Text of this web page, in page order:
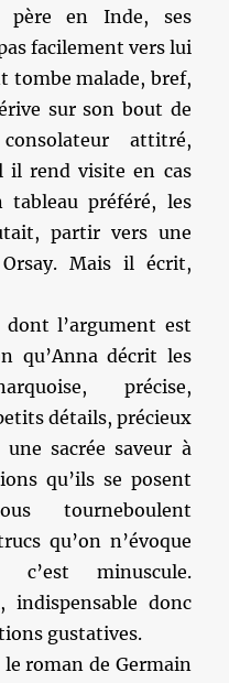
père en Inde, ses
facilement vers lui
tombe malade, bref,
sur son bout de
attitré,
il rend visite en cas
tableau préféré, les
partir vers une
Mais il écrit,
dont l’argument est
qu’Anna décrit les
précise,
détails, précieux
sacrée saveur à
qu’ils se posent
tourneboulent
qu’on n’évoque
minuscule.
indispensable donc
gustatives.
le roman de Germain